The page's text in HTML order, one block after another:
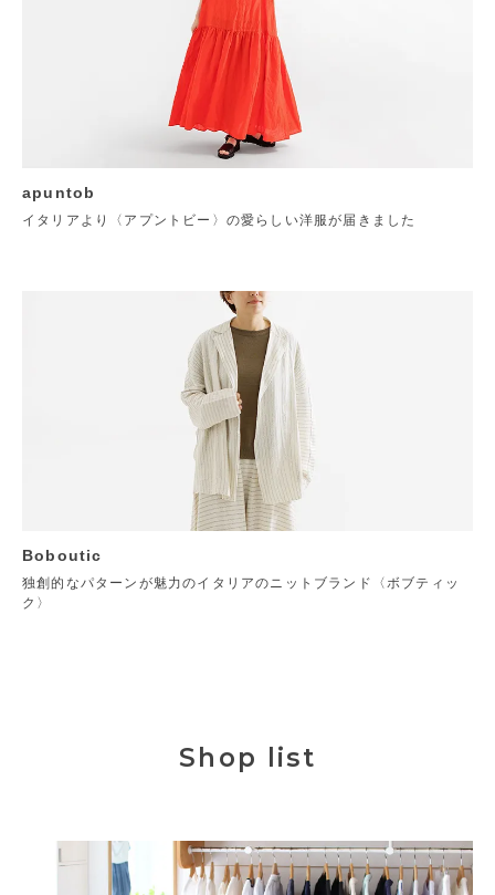
apuntob
イタリアより〈アプントビー〉の愛らしい洋服が届きました
Boboutic
独創的なパターンが魅力のイタリアのニットブランド〈ボブティッ
ク〉
Shop list